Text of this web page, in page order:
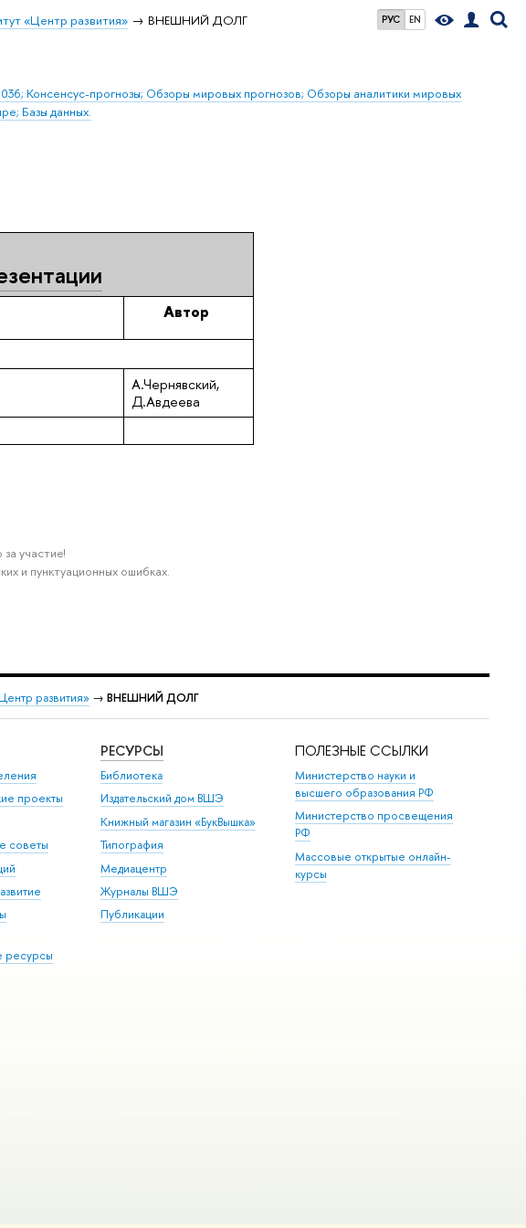
РУС EN
«Центр развития» ВНЕШНИЙ ДОЛГ
Консенсус-прогнозы; Обзоры мировых прогнозов; Обзоры аналитики мировых
Базы данных.
Автор
А.Чернявский,
Д.Авдеева
участие!
и пунктуационных ошибках.
развития» → ВНЕШНИЙ ДОЛГ
проекты
советы
ресурсы
РЕСУРСЫ
Библиотека
Издательский дом ВШЭ
Книжный магазин «БукВышка»
Типография
Медиацентр
Журналы ВШЭ
Публикации
ПОЛЕЗНЫЕ ССЫЛКИ
Министерство науки и
высшего образования РФ
Министерство просвещения
РФ
Массовые открытые онлайн-
курсы